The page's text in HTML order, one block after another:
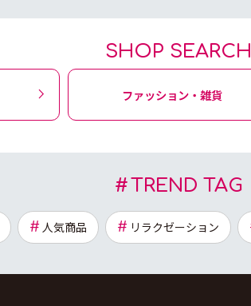
SHOP SEARCH
ファッション・雑貨
TREND TAG
人気商品 リラクゼーション